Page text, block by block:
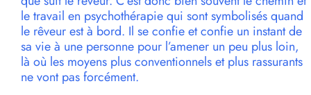
le travail en psychothérapie qui sont symbolisés quand
le rêveur est à bord. Il se confie et confie un instant de
sa vie à une personne pour l’amener un peu plus loin,
là où les moyens plus conventionnels et plus rassurants
ne vont pas forcément.